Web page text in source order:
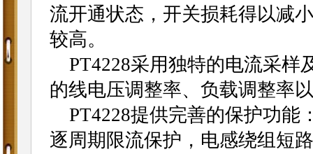
流开通状态，开关损耗得以减
较高。
PT4228采用独特的电流采样
的线电压调整率、负载调整率
PT4228提供完善的保护功能
逐周期限流保护，电感绕组短